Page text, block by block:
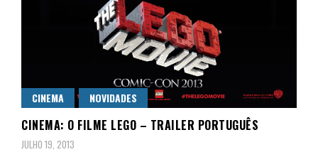
CINEMA NOVIDADES
CINEMA: O FILME LEGO – TRAILER PORTUGUÊS
JULHO 19, 2013